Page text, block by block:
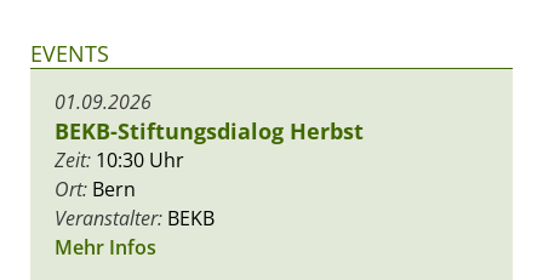
EVENTS
01.09.2026
BEKB-Stiftungsdialog Herbst
Zeit: 10:30 Uhr
Ort: Bern
Veranstalter: BEKB
Mehr Infos